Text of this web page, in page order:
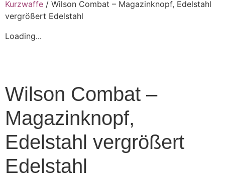
Kurzwaffe / Wilson Combat – Magazinknopf, Edelstahl
vergrößert Edelstahl
Loading...
Wilson Combat –
Magazinknopf,
Edelstahl vergrößert
Edelstahl